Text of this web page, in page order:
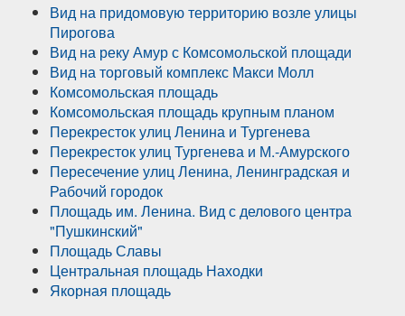
Вид на придомовую территорию возле улицы
Пирогова
Вид на реку Амур с Комсомольской площади
Вид на торговый комплекс Макси Молл
Комсомольская площадь
Комсомольская площадь крупным планом
Перекресток улиц Ленина и Тургенева
Перекресток улиц Тургенева и М.-Амурского
Пересечение улиц Ленина, Ленинградская и
Рабочий городок
Площадь им. Ленина. Вид с делового центра
"Пушкинский"
Площадь Славы
Центральная площадь Находки
Якорная площадь